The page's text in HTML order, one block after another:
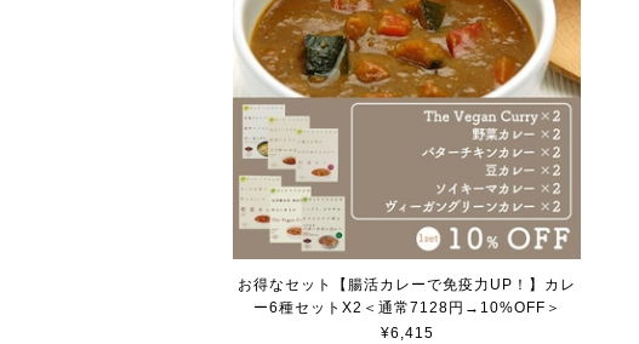
お得なセット【腸活カレーで免疫力UP！】カレ
ー6種セットX2＜通常7128円→10%OFF＞
¥6,415